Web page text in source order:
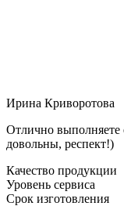
Ирина Криворотова
Отлично выполняете
довольны, респект!)
Качество продукции
Уровень сервиса
Срок изготовления